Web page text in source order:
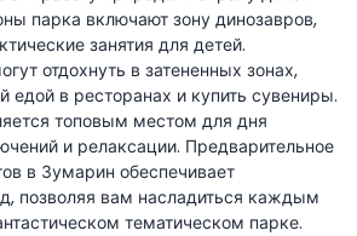
парка включают зону динозавров,
занятия для детей.
отдохнуть в затененных зонах,
едой в ресторанах и купить сувениры.
топовым местом для дня
и релаксации. Предварительное
в Зумарин обеспечивает
позволяя вам насладиться каждым
тематическом парке.